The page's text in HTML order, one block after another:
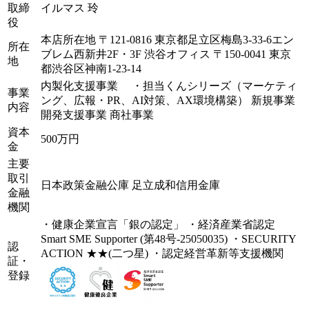
取締
役
イルマス 玲
所在
地
本店所在地 〒121-0816 東京都足立区梅島3-33-6エン
ブレム西新井2F・3F 渋谷オフィス 〒150-0041 東京
都渋谷区神南1-23-14
事業
内容
内製化支援事業 ・担当くんシリーズ（マーケティ
ング、広報・PR、AI対策、AX環境構築） 新規事業
開発支援事業 商社事業
資本
金
500万円
主要
取引
金融
機関
日本政策金融公庫 足立成和信用金庫
認
証・
登録
・健康企業宣言「銀の認定」 ・経済産業省認定
Smart SME Supporter (第48号-25050035) ・SECURITY
ACTION ★★(二つ星) ・認定経営革新等支援機関